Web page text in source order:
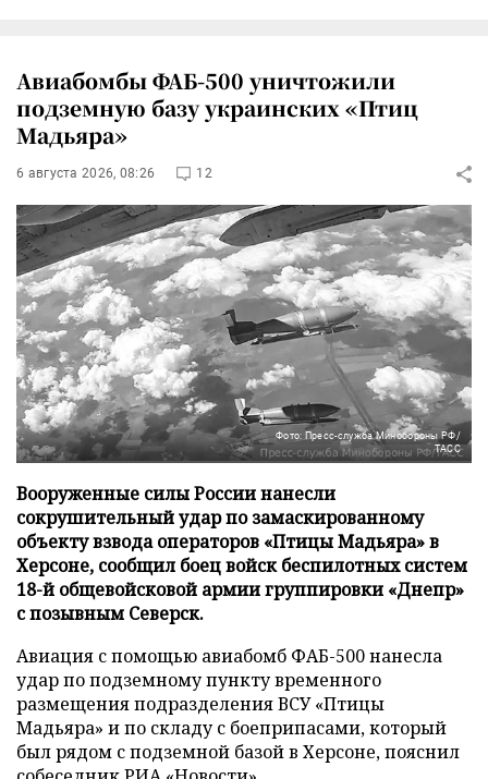
Авиабомбы ФАБ-500 уничтожили
подземную базу украинских «Птиц
Мадьяра»
6 августа 2026, 08:26 12
Фото: Пресс-служба Минобороны РФ/
ТАСС
Вооруженные силы России нанесли
сокрушительный удар по замаскированному
объекту взвода операторов «Птицы Мадьяра» в
Херсоне, сообщил боец войск беспилотных систем
18-й общевойсковой армии группировки «Днепр»
с позывным Северск.
Авиация с помощью авиабомб ФАБ-500 нанесла
удар по подземному пункту временного
размещения подразделения ВСУ «Птицы
Мадьяра» и по складу с боеприпасами, который
был рядом с подземной базой в Херсоне, пояснил